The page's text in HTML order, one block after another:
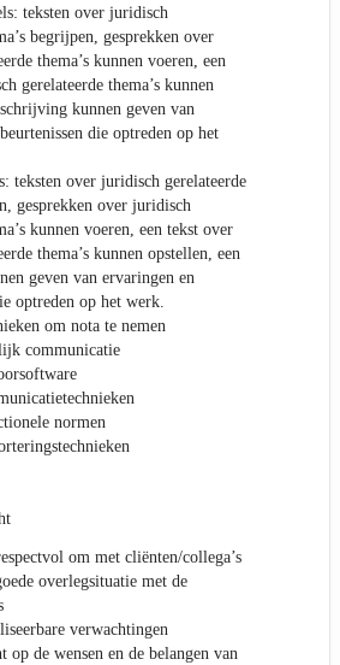
teksten over juridisch
begrijpen, gesprekken over
thema’s kunnen voeren, een
gerelateerde thema’s kunnen
kunnen geven van
die optreden op het
teksten over juridisch gerelateerde
gesprekken over juridisch
kunnen voeren, een tekst over
thema’s kunnen opstellen, een
geven van ervaringen en
optreden op het werk.
om nota te nemen
communicatie
normen
om met cliënten/collega’s
overlegsituatie met de
verwachtingen
op de wensen en de belangen van